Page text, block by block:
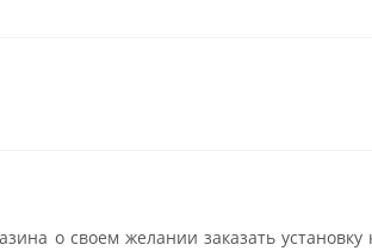
о своем желании заказать установку